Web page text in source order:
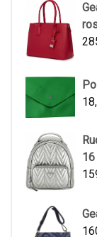
16